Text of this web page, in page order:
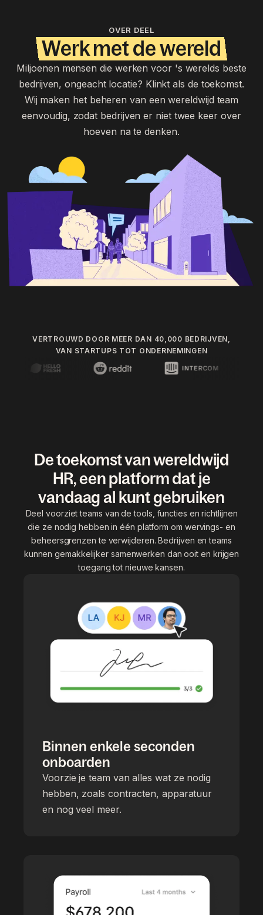
OVER DEEL
Werk met de wereld
Miljoenen mensen die werken voor 's werelds beste
bedrijven, ongeacht locatie? Klinkt als de toekomst.
Wij maken het beheren van een wereldwijd team
eenvoudig, zodat bedrijven er niet twee keer over
hoeven na te denken.
VERTROUWD DOOR MEER DAN 40,000 BEDRIJVEN,
VAN STARTUPS TOT ONDERNEMINGEN
De toekomst van wereldwijd
HR, een platform dat je
vandaag al kunt gebruiken
Deel voorziet teams van de tools, functies en richtlijnen
die ze nodig hebben in één platform om wervings- en
beheersgrenzen te verwijderen. Bedrijven en teams
kunnen gemakkelijker samenwerken dan ooit en krijgen
toegang tot nieuwe kansen.
Binnen enkele seconden
onboarden
Voorzie je team van alles wat ze nodig
hebben, zoals contracten, apparatuur
en nog veel meer.